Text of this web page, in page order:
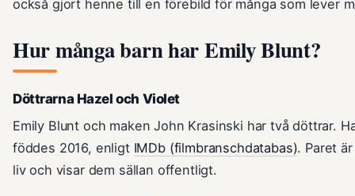
också gjort henne till en förebild för många som lever
Hur många barn har Emily Blunt?
Döttrarna Hazel och Violet
Emily Blunt och maken John Krasinski har två döttrar.
föddes 2016, enligt IMDb (filmbranschdatabas). Paret
liv och visar dem sällan offentligt.